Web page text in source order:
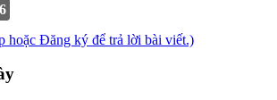
hoặc Đăng ký để trả lời bài viết.)